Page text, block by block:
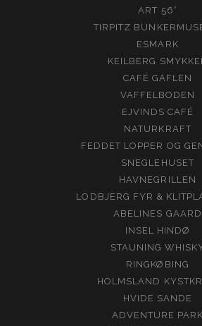
ART 56°
TIRPITZ
ESMARK
KEILBERG
CAFÉ GAFLEN
VAFFELBODEN
EJVINDS CAFÉ
NATURKRAFT
FEDDET LOPPER OG
SNEGLEHUSET
HAVNEGRILLEN
LODBJERG FYR &
ABELINES GAARD
INSEL HINDØ
STAUNING
RINGKØBING
HOLMSLAND
HVIDE SANDE
ADVENTURE PARK